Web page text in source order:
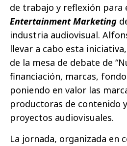
de trabajo y reflexión para
Entertainment Marketing
industria audiovisual.
llevar a cabo esta
de la mesa de debate de
financiación, marcas,
poniendo en valor las
productoras de contenido
proyectos audiovisuales.
La jornada, organizada en